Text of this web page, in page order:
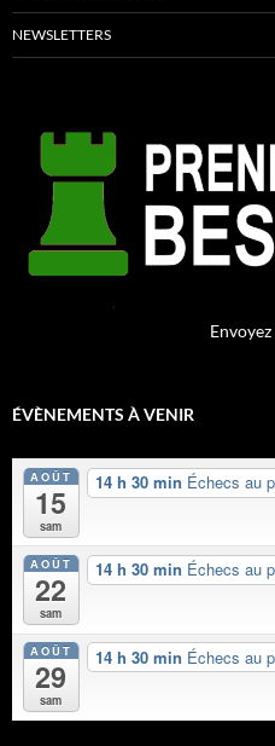
NEWSLETTERS
ÉVÈNEMENTS À VENIR
AOÛT
15
sam
14 h 30 min Échecs au
AOÛT
22
sam
14 h 30 min Échecs au
AOÛT
29
sam
14 h 30 min Échecs au